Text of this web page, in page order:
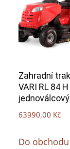
Zahradní
VARI RL 84 H
jednoválcový
63990,00 Kč
Do obchodu